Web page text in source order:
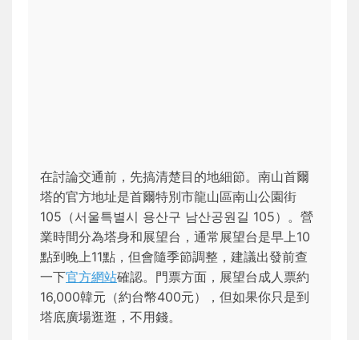
在討論交通前，先搞清楚目的地細節。南山首爾
塔的官方地址是首爾特別市龍山區南山公園街
105（서울특별시 용산구 남산공원길 105）。營
業時間分為塔身和展望台，通常展望台是早上10
點到晚上11點，但會隨季節調整，建議出發前查
一下官方網站確認。門票方面，展望台成人票約
16,000韓元（約台幣400元），但如果你只是到
塔底廣場逛逛，不用錢。